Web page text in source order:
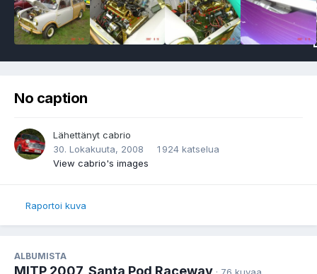
No caption
Lähettänyt cabrio
30. Lokakuuta, 2008
1 924 katselua
View cabrio's images
Raportoi kuva
ALBUMISTA
MITP 2007, Santa Pod Raceway